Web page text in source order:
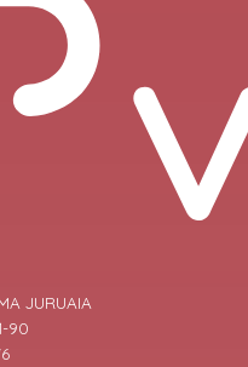
JURUAIA
90